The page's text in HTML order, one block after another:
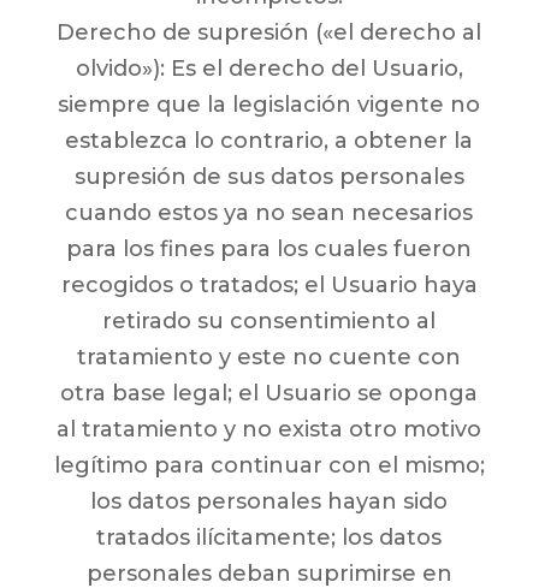
Derecho de supresión («el derecho al
olvido»): Es el derecho del Usuario,
siempre que la legislación vigente no
establezca lo contrario, a obtener la
supresión de sus datos personales
cuando estos ya no sean necesarios
para los fines para los cuales fueron
recogidos o tratados; el Usuario haya
retirado su consentimiento al
tratamiento y este no cuente con
otra base legal; el Usuario se oponga
al tratamiento y no exista otro motivo
legítimo para continuar con el mismo;
los datos personales hayan sido
tratados ilícitamente; los datos
personales deban suprimirse en